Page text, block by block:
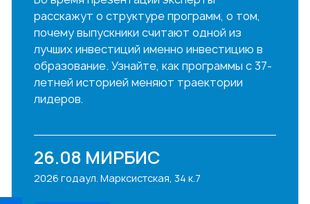
расскажут о структуре программ, о том,
почему выпускники считают одной из
лучших инвестиций именно инвестицию в
образование. Узнайте, как программы с 37-
летней историей меняют траектории
лидеров.
26.08
2026 года
МИРБИС
ул. Марксистская, 34 к.7